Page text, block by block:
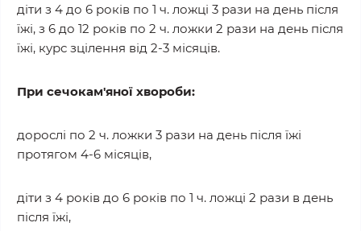
діти з 4 до 6 років по 1 ч. ложці 3 рази на день після
їжі, з 6 до 12 років по 2 ч. ложки 2 рази на день після
їжі, курс зцілення від 2-3 місяців.
При сечокам'яної хвороби:
дорослі по 2 ч. ложки 3 рази на день після їжі
протягом 4-6 місяців,
діти з 4 років до 6 років по 1 ч. ложці 2 рази в день
після їжі,